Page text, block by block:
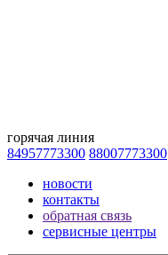
горячая линия
84957773300 88007773300
новости
контакты
обратная связь
сервисные центры